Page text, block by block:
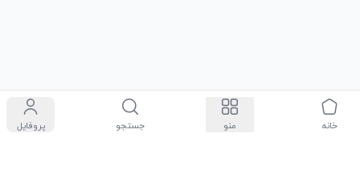
خانه منو جستجو پروفایل